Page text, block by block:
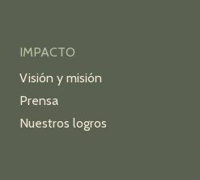
IMPACTO
Visión y misión
Prensa
Nuestros logros